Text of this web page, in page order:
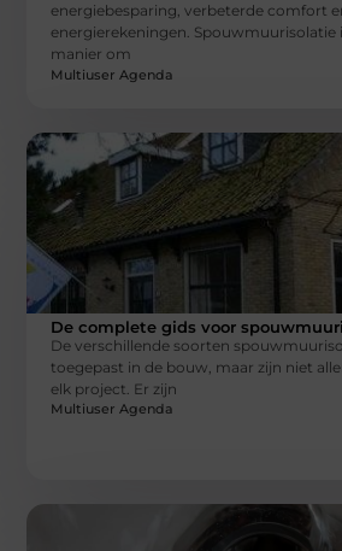
energiebesparing, verbeterde comfort
energierekeningen. Spouwmuurisolatie
manier om
Multiuser Agenda
De complete gids voor
De verschillende soorten
toegepast in de bouw, maar zijn niet
elk project. Er zijn
Multiuser Agenda